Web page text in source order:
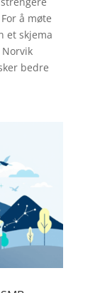
å møte
et skjema
bedre